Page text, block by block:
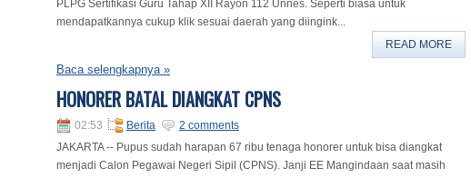
PLPG Sertifikasi Guru Tahap XII Rayon 112 Unnes. Seperti biasa untuk
mendapatkannya cukup klik sesuai daerah yang diingink...
READ MORE
Baca selengkapnya »
HONORER BATAL DIANGKAT CPNS
02:53 Berita
2 comments
JAKARTA -- Pupus sudah harapan 67 ribu tenaga honorer untuk bisa diangkat
menjadi Calon Pegawai Negeri Sipil (CPNS). Janji EE Mangindaan saat masih